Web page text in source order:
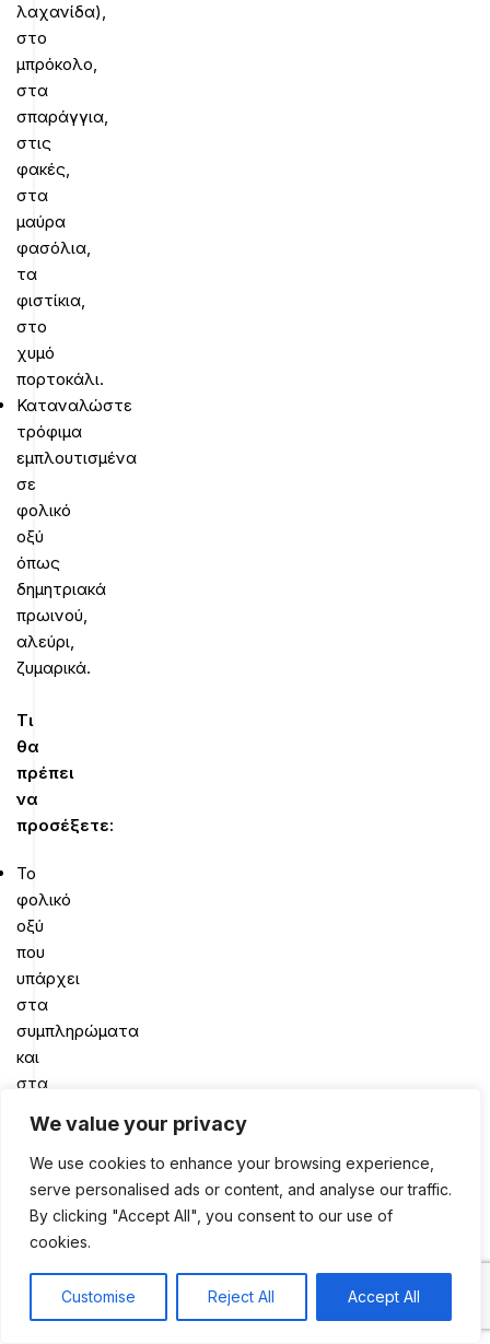
We value your privacy
We use cookies to enhance your browsing experience,
serve personalised ads or content, and analyse our traffic.
By clicking "Accept All", you consent to our use of
cookies.
Customise Reject All Accept All
λαχανίδα),
στο
μπρόκολο,
στα
σπαράγγια,
στις
φακές,
στα
μαύρα
φασόλια,
τα
φιστίκια,
στο
χυμό
πορτοκάλι.
Καταναλώστε
τρόφιμα
εμπλουτισμένα
σε
φολικό
οξύ
όπως
δημητριακά
πρωινού,
αλεύρι,
ζυμαρικά.
Τι
θα
πρέπει
να
προσέξετε:
Το
φολικό
οξύ
που
υπάρχει
στα
συμπληρώματα
και
στα
τρόφιμα
απορροφάται
καλύτερα
από
εκείνο
περιέχεται
στις
0